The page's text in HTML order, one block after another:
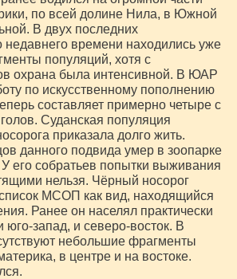
по всей долине Нила, в Южной
В двух последних
недавнего времени находились уже
популяций, хотя с
охрана была интенсивной. В ЮАР
по искусственному пополнению
составляет примерно четыре с
Суданская популяция
приказала долго жить.
данного подвида умер в зоопарке
его собратьев попытки выживания
нельзя. Чёрный носорог
МСОП как вид, находящийся
Ранее он населял практически
юго-запад, и северо-восток. В
небольшие фрагменты
в центре и на востоке.